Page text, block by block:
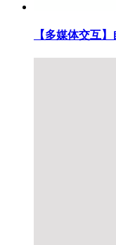
【多媒体交互